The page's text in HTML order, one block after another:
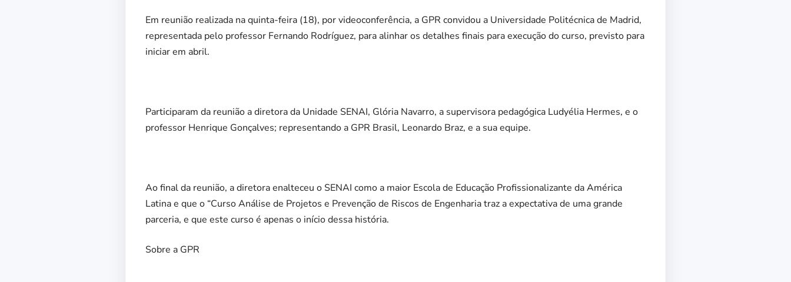
Em reunião realizada na quinta-feira (18), por videoconferência, a GPR convidou a Universidade Politécnica de Madrid,
representada pelo professor Fernando Rodríguez, para alinhar os detalhes finais para execução do curso, previsto para
iniciar em abril.
Participaram da reunião a diretora da Unidade SENAI, Glória Navarro, a supervisora pedagógica Ludyélia Hermes, e o
professor Henrique Gonçalves; representando a GPR Brasil, Leonardo Braz, e a sua equipe.
Ao final da reunião, a diretora enalteceu o SENAI como a maior Escola de Educação Profissionalizante da América
Latina e que o “Curso Análise de Projetos e Prevenção de Riscos de Engenharia traz a expectativa de uma grande
parceria, e que este curso é apenas o início dessa história.
Sobre a GPR